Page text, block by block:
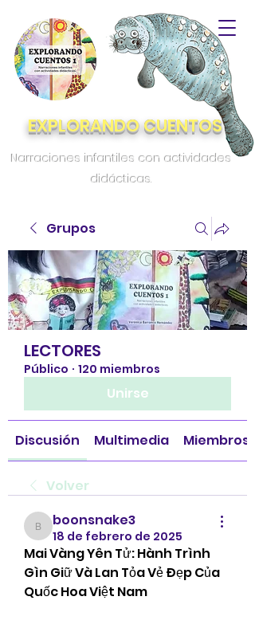
EXPLORANDO CUENTOS
Narraciones infantiles con actividades
didácticas.
Grupos
LECTORES
Público · 120 miembros
Unirse
Discusión Multimedia Miembros
Volver
boonsnake3
boonsnake3
18 de febrero de 2025
Mai Vàng Yên Tử: Hành Trình
Gìn Giữ Và Lan Tỏa Vẻ Đẹp Của
Quốc Hoa Việt Nam